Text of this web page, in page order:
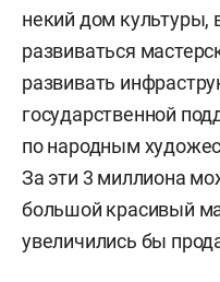
некий дом культуры,
развиваться
развивать
государственной
по народным
За эти 3 миллиона
большой красивый
увеличились бы